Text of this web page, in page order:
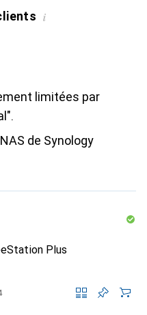
i
limitées par
de Synology
Plus